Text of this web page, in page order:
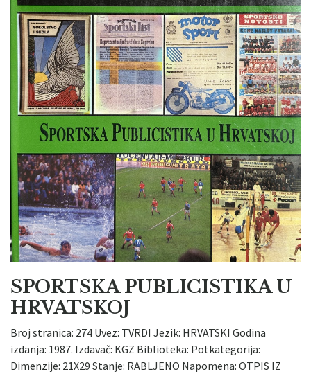
SPORTSKA PUBLICISTIKA U
HRVATSKOJ
Broj stranica: 274 Uvez: TVRDI Jezik: HRVATSKI Godina
izdanja: 1987. Izdavač: KGZ Biblioteka: Potkategorija:
Dimenzije: 21X29 Stanje: RABLJENO Napomena: OTPIS IZ